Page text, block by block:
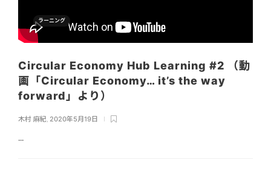
ラーニング
Circular Economy Hub Learning #2 （動
画「Circular Economy… it’s the way
forward」より）
木村 麻紀, 2020年5月19日
...